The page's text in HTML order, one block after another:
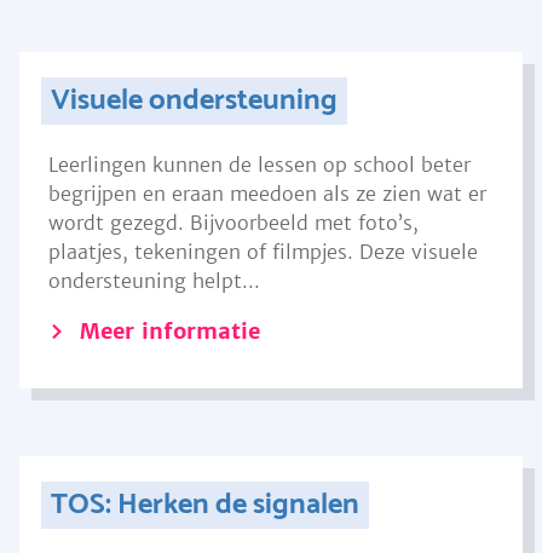
Visuele ondersteuning
Leerlingen kunnen de lessen op school beter
begrijpen en eraan meedoen als ze zien wat er
wordt gezegd. Bijvoorbeeld met foto’s,
plaatjes, tekeningen of filmpjes. Deze visuele
ondersteuning helpt...
Meer informatie
TOS: Herken de signalen